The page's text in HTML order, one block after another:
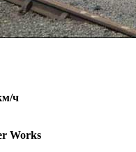
ч
Works